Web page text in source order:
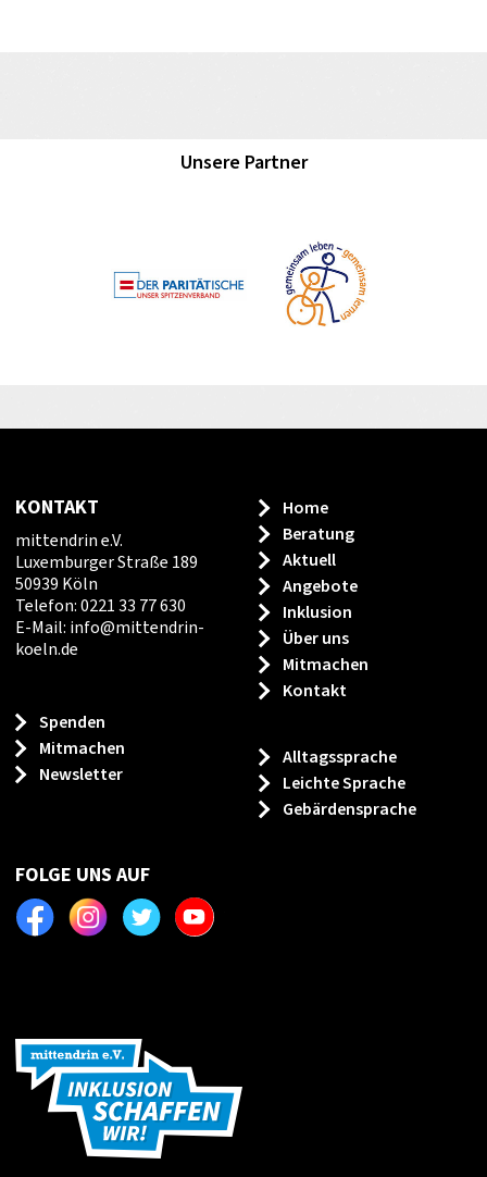
Unsere Partner
KONTAKT
mittendrin e.V.
Luxemburger Straße 189
50939 Köln
Telefon: 0221 33 77 630
E-Mail: info@mittendrin-
koeln.de
Spenden
Mitmachen
Newsletter
Home
Beratung
Aktuell
Angebote
Inklusion
Über uns
Mitmachen
Kontakt
Alltagssprache
Leichte Sprache
Gebärdensprache
FOLGE UNS AUF
FacebookInstagramTwitter